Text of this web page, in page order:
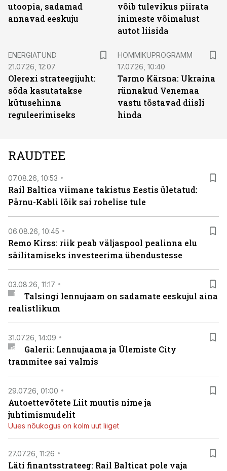
utoopia, sadamad
annavad eeskuju
võib tulevikus piirata
inimeste võimalust
autot liisida
ENERGIATUND
21.07.26, 12:07
Olerexi strateegijuht:
sõda kasutatakse
kütusehinna
reguleerimiseks
HOMMIKUPROGRAMM
17.07.26, 10:40
Tarmo Kärsna: Ukraina
rünnakud Venemaa
vastu tõstavad diisli
hinda
RAUDTEE
07.08.26, 10:53
Rail Baltica viimane takistus Eestis ületatud:
Pärnu-Kabli lõik sai rohelise tule
06.08.26, 10:45
Remo Kirss: riik peab väljaspool pealinna elu
säilitamiseks investeerima ühendustesse
03.08.26, 11:17
Talsingi lennujaam on sadamate eeskujul aina
realistlikum
31.07.26, 14:09
Galerii: Lennujaama ja Ülemiste City
trammitee sai valmis
29.07.26, 01:00
Autoettevõtete Liit muutis nime ja
juhtimismudelit
Uues nõukogus on kolm uut liiget
27.07.26, 11:26
Läti finantsstrateeg: Rail Balticat pole vaja